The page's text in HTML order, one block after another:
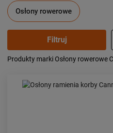
Osłony rowerowe
Popularność:
Produkty marki Osłony rowerowe